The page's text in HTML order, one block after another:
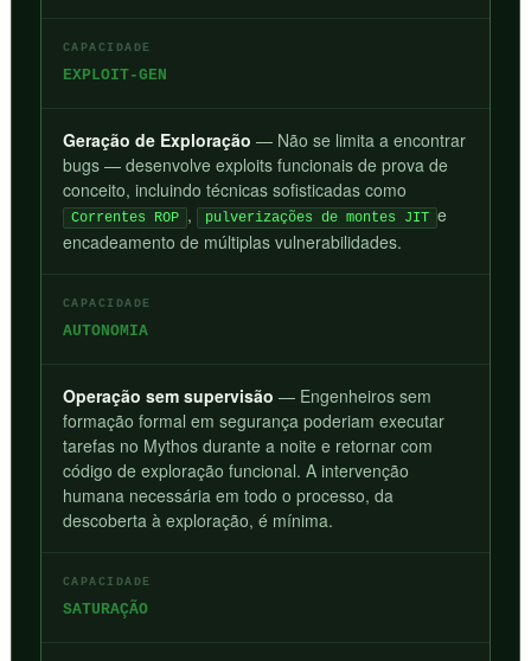
CAPACIDADE
EXPLOIT-GEN
Geração de Exploração — Não se limita a encontrar
bugs — desenvolve exploits funcionais de prova de
conceito, incluindo técnicas sofisticadas como
Correntes ROP , pulverizações de montes JIT e
encadeamento de múltiplas vulnerabilidades.
CAPACIDADE
AUTONOMIA
Operação sem supervisão — Engenheiros sem
formação formal em segurança poderiam executar
tarefas no Mythos durante a noite e retornar com
código de exploração funcional. A intervenção
humana necessária em todo o processo, da
descoberta à exploração, é mínima.
CAPACIDADE
SATURAÇÃO